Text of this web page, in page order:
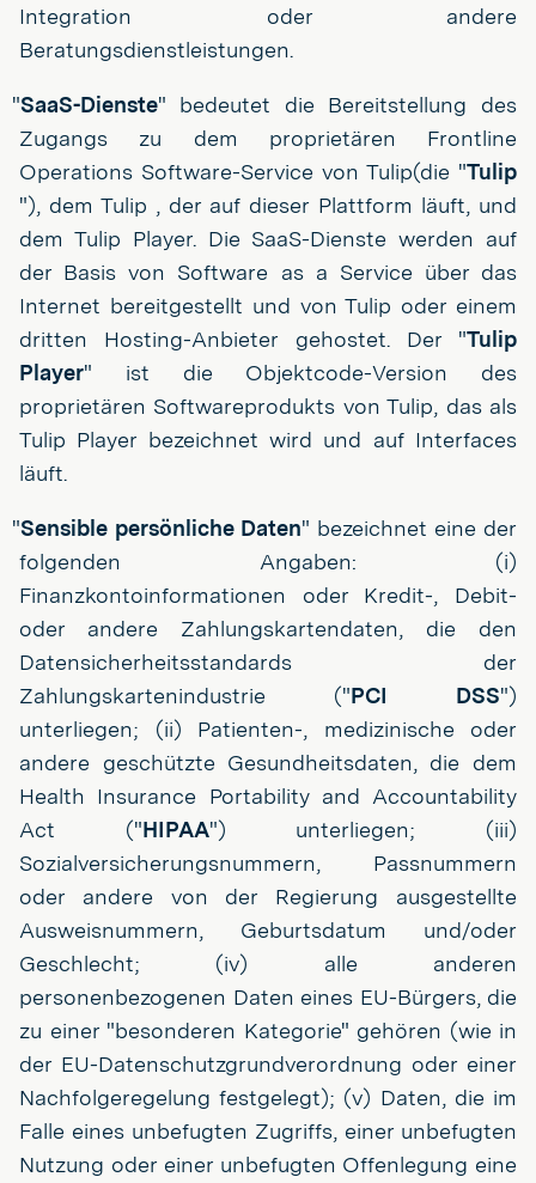
Integration oder andere
Beratungsdienstleistungen.
"SaaS-Dienste" bedeutet die Bereitstellung des
Zugangs zu dem proprietären Frontline
Operations Software-Service von Tulip(die "Tulip
"), dem Tulip , der auf dieser Plattform läuft, und
dem Tulip Player. Die SaaS-Dienste werden auf
der Basis von Software as a Service über das
Internet bereitgestellt und von Tulip oder einem
dritten Hosting-Anbieter gehostet. Der "Tulip
Player" ist die Objektcode-Version des
proprietären Softwareprodukts von Tulip, das als
Tulip Player bezeichnet wird und auf Interfaces
läuft.
"Sensible persönliche Daten" bezeichnet eine der
folgenden Angaben: (i)
Finanzkontoinformationen oder Kredit-, Debit-
oder andere Zahlungskartendaten, die den
Datensicherheitsstandards der
Zahlungskartenindustrie ("PCI DSS")
unterliegen; (ii) Patienten-, medizinische oder
andere geschützte Gesundheitsdaten, die dem
Health Insurance Portability and Accountability
Act ("HIPAA") unterliegen; (iii)
Sozialversicherungsnummern, Passnummern
oder andere von der Regierung ausgestellte
Ausweisnummern, Geburtsdatum und/oder
Geschlecht; (iv) alle anderen
personenbezogenen Daten eines EU-Bürgers, die
zu einer "besonderen Kategorie" gehören (wie in
der EU-Datenschutzgrundverordnung oder einer
Nachfolgeregelung festgelegt); (v) Daten, die im
Falle eines unbefugten Zugriffs, einer unbefugten
Nutzung oder einer unbefugten Offenlegung eine